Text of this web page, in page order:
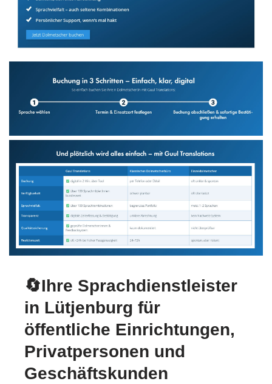
🔄Ihre Sprachdienstleister
in Lütjenburg für
öffentliche Einrichtungen,
Privatpersonen und
Geschäftskunden